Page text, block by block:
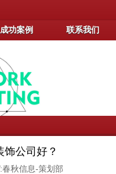
成功案例 联系我们
公司好？
秋信息-策划部